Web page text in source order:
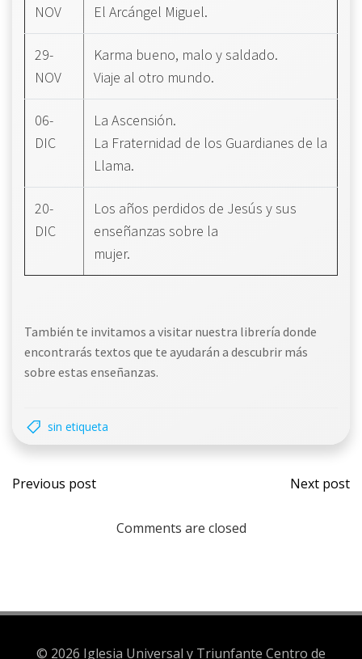
NOV
El Arcángel Miguel.
29-
NOV
Karma bueno, malo y saldado.
Viaje al otro mundo.
06-
DIC
La Ascensión.
La Fraternidad de los Guardianes de la
Llama.
20-
DIC
Los años perdidos de Jesús y sus
enseñanzas sobre la
mujer.
También te invitamos a visitar nuestra librería donde
encontrarás textos que te ayudarán a descubrir más
sobre estas enseñanzas.
sin etiqueta
Previous post Next post
Comments are closed
© 2026 Iglesia Universal y Triunfante Centro de